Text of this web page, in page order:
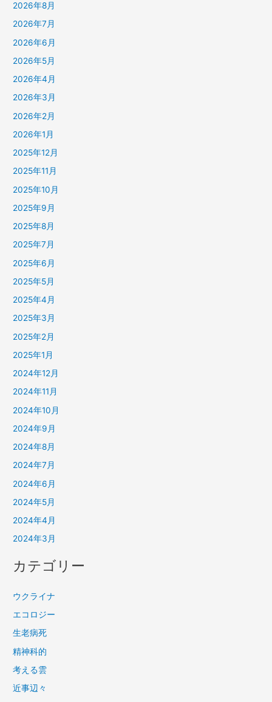
2026年8月
2026年7月
2026年6月
2026年5月
2026年4月
2026年3月
2026年2月
2026年1月
2025年12月
2025年11月
2025年10月
2025年9月
2025年8月
2025年7月
2025年6月
2025年5月
2025年4月
2025年3月
2025年2月
2025年1月
2024年12月
2024年11月
2024年10月
2024年9月
2024年8月
2024年7月
2024年6月
2024年5月
2024年4月
2024年3月
カテゴリー
ウクライナ
エコロジー
生老病死
精神科的
考える雲
近事辺々